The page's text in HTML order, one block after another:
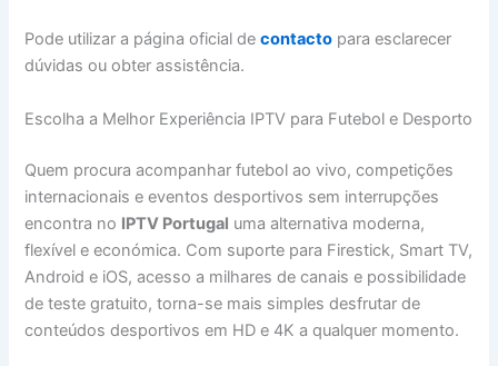
Pode utilizar a página oficial decontacto para esclarecer
dúvidas ou obter assistência.
Escolha a Melhor Experiência IPTV para Futebol e Desporto
Quem procura acompanhar futebol ao vivo, competições
internacionais e eventos desportivos sem interrupções
encontra no IPTV Portugal uma alternativa moderna,
flexível e económica. Com suporte para Firestick, Smart TV,
Android e iOS, acesso a milhares de canais e possibilidade
de teste gratuito, torna-se mais simples desfrutar de
conteúdos desportivos em HD e 4K a qualquer momento.